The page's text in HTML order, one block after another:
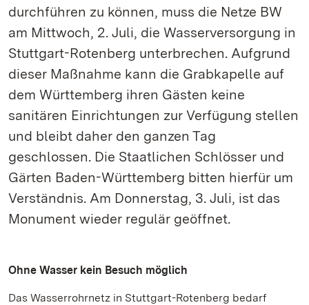
durchführen zu können, muss die Netze BW
am Mittwoch, 2. Juli, die Wasserversorgung in
Stuttgart-Rotenberg unterbrechen. Aufgrund
dieser Maßnahme kann die Grabkapelle auf
dem Württemberg ihren Gästen keine
sanitären Einrichtungen zur Verfügung stellen
und bleibt daher den ganzen Tag
geschlossen. Die Staatlichen Schlösser und
Gärten Baden-Württemberg bitten hierfür um
Verständnis. Am Donnerstag, 3. Juli, ist das
Monument wieder regulär geöffnet.
Ohne Wasser kein Besuch möglich
Das Wasserrohrnetz in Stuttgart-Rotenberg bedarf